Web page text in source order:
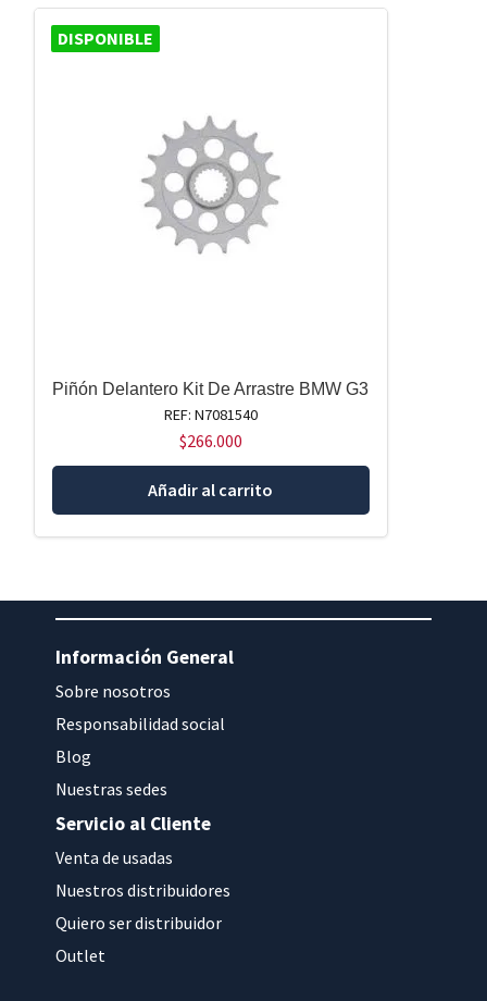
DISPONIBLE
Piñón Delantero Kit De Arrastre BMW G3
REF: N7081540
$266.000
Añadir al carrito
Información General
Sobre nosotros
Responsabilidad social
Blog
Nuestras sedes
Servicio al Cliente
Venta de usadas
Nuestros distribuidores
Quiero ser distribuidor
Outlet